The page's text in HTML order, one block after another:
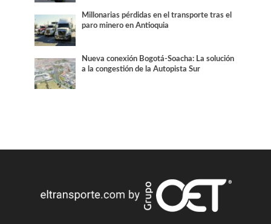
Millonarias pérdidas en el transporte tras el
paro minero en Antioquia
Nueva conexión Bogotá-Soacha: La solución
a la congestión de la Autopista Sur